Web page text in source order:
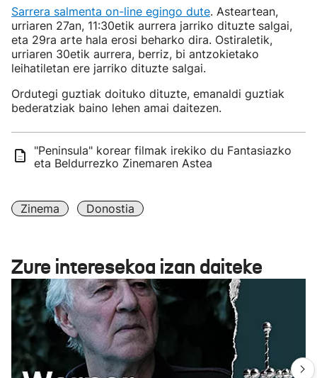
Sarrera salmenta on-line egingo dute. Asteartean,
urriaren 27an, 11:30etik aurrera jarriko dituzte salgai,
eta 29ra arte hala erosi beharko dira. Ostiraletik,
urriaren 30etik aurrera, berriz, bi antzokietako
leihatiletan ere jarriko dituzte salgai.
Ordutegi guztiak doituko dituzte, emanaldi guztiak
bederatziak baino lehen amai daitezen.
"Peninsula" korear filmak irekiko du Fantasiazko
eta Beldurrezko Zinemaren Astea
Zinema Donostia
Zure interesekoa izan daiteke